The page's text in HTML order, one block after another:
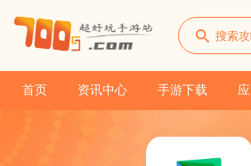
首页 资讯中心 手游下载